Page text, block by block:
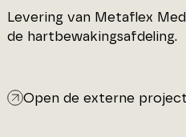
Levering van Metaflex
de hartbewakingsafdeling.
Open de externe